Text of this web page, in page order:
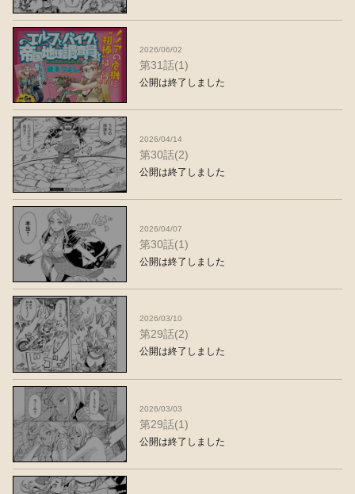
2026/06/02
第31話(1)
公開は終了しました
2026/04/14
第30話(2)
公開は終了しました
2026/04/07
第30話(1)
公開は終了しました
2026/03/10
第29話(2)
公開は終了しました
2026/03/03
第29話(1)
公開は終了しました